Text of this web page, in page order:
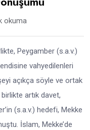
okuma
Peygamber (s.a.v.)
vahyedilenleri
açıkça söyle ve ortak
artık davet,
(s.a.v.) hedefi, Mekke
İslam, Mekke’de